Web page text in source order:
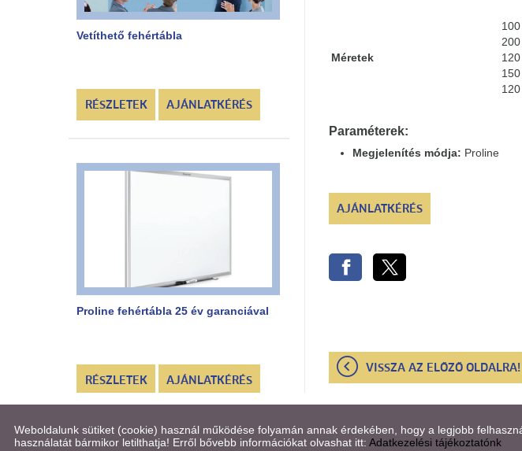
Vetíthető fehértábla
RÉSZLETEK AJÁNLATKÉRÉS
Proline fehértábla 25 év garanciával
RÉSZLETEK AJÁNLATKÉRÉS
Méretek
Paraméterek:
Megjelenítés módja: Proline
AJÁNLATKÉRÉS
VISSZA AZ ELŐZŐ OLDALRA!
© 2026 - STUDIUM Konferenciatechnika Kft. Oldal információkl Adatkezelési
Weboldalunk sütiket (cookie) használ működése folyamán annak érdekében, hogy a legjobb
használatát bármikor letilthatja! Erről bővebb információkat olvashat itt: Adatkezelési tájékoztatónk